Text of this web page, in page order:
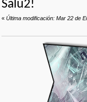
Salu2!
«Última modificación: Mar 22 de